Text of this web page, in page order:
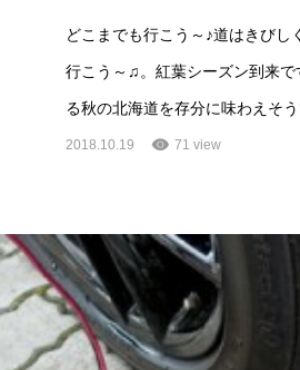
どこまでも行こう～♪道はきび
行こう～♫。紅葉シーズン到来
る秋の北海道を存分に味わえそ
2018.10.19 71 view